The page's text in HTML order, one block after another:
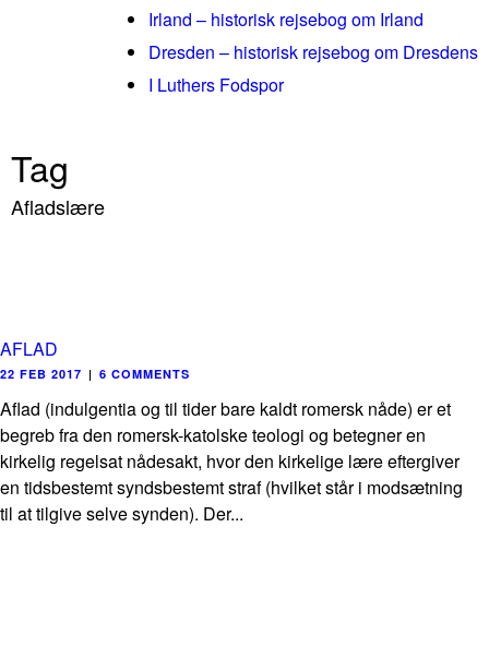
Irland – historisk rejsebog om Irland
Dresden – historisk rejsebog om Dresdens
I Luthers Fodspor
Tag
Afladslære
AFLAD
22 FEB 2017 | 6 COMMENTS
Aflad (indulgentia og til tider bare kaldt romersk nåde) er et
begreb fra den romersk-katolske teologi og betegner en
kirkelig regelsat nådesakt, hvor den kirkelige lære eftergiver
en tidsbestemt syndsbestemt straf (hvilket står i modsætning
til at tilgive selve synden). Der...